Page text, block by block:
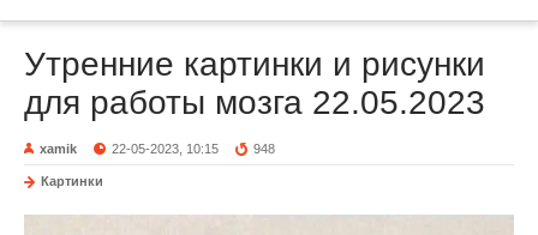
Утренние картинки и рисунки
для работы мозга 22.05.2023
xamik 22-05-2023, 10:15 948
Картинки